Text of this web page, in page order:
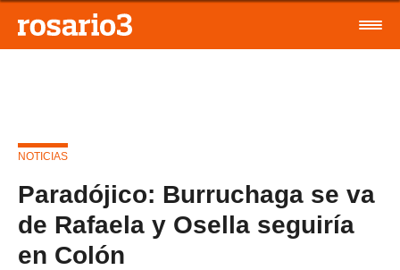
NOTICIAS
Paradójico: Burruchaga se va
de Rafaela y Osella seguiría
en Colón